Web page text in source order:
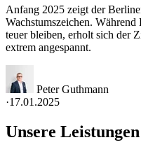
Anfang 2025 zeigt der
Wachstumszeichen.
teuer bleiben, erholt sich der
extrem angespannt.
Peter Guthmann
·17.01.2025
Unsere Leistungen